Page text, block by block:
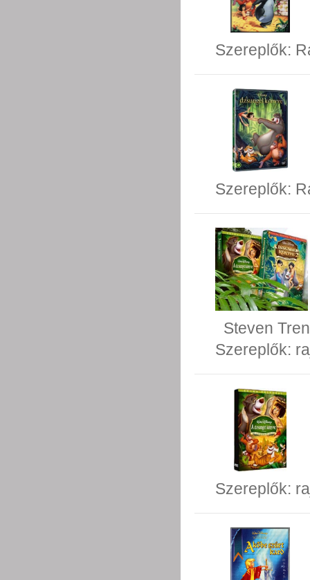
Szereplők:
Szereplők:
Steven
Szereplők:
Szereplők: